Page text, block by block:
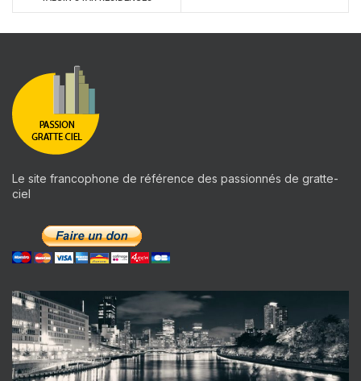
Le site francophone de référence des passionnés de gratte-
ciel